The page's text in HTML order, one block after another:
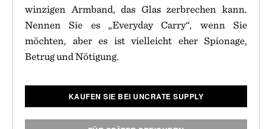
winzigen Armband, das Glas zerbrechen kann.
Nennen Sie es „Everyday Carry“, wenn Sie
möchten, aber es ist vielleicht eher Spionage,
Betrug und Nötigung.
KAUFEN SIE BEI UNCRATE SUPPLY